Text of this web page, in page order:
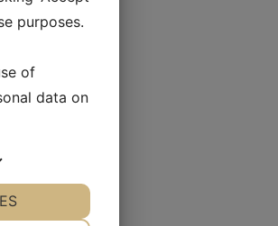
purposes.
of
data on
NO